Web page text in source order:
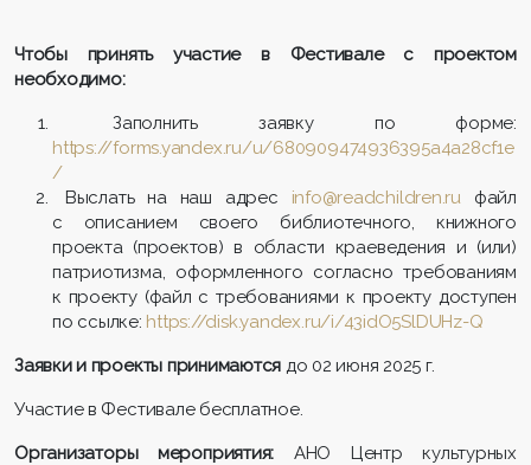
Чтобы принять участие в Фестивале с проектом
необходимо:
Заполнить заявку по форме:
https://forms.yandex.ru/u/680909474936395a4a28cf1e
/
Выслать на наш адрес info@readchildren.ru файл
с описанием своего библиотечного, книжного
проекта (проектов) в области краеведения и (или)
патриотизма, оформленного согласно требованиям
к проекту (файл с требованиями к проекту доступен
по ссылке: https://disk.yandex.ru/i/43idO5SlDUHz-Q
Заявки и проекты принимаются до 02 июня 2025 г.
Участие в Фестивале бесплатное.
Организаторы мероприятия: АНО Центр культурных